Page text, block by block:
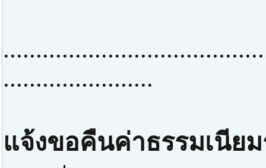
.......................
แจ้งขอคืนค่าธรรมเนีย